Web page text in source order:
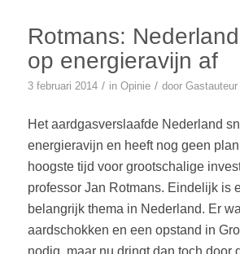
Rotmans:
op energieravijn af
3 februari 2014 / in Opinie / door Gastauteur
Het aardgasverslaafde Nederland
energieravijn en heeft nog geen
hoogste tijd voor grootschalige
professor Jan Rotmans. Eindelijk is
belangrijk thema in Nederland. Er
aardschokken en een opstand in
nodig, maar nu dringt dan toch door